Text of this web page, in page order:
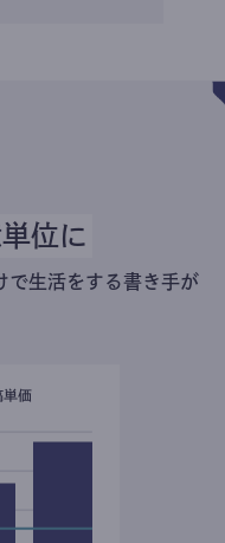
位に
生活をする書き手が